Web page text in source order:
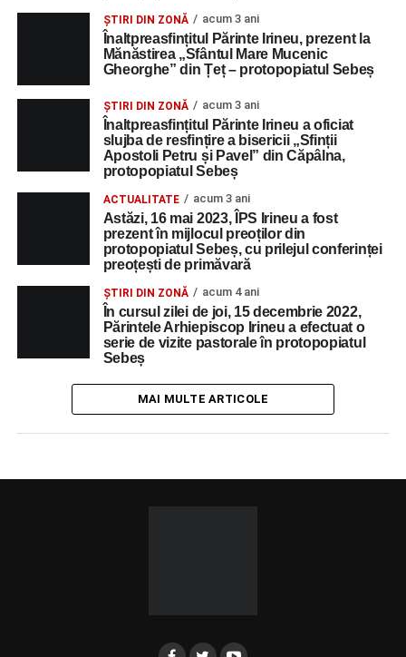
ȘTIRI DIN ZONĂ acum 3 ani
Înaltpreasfințitul Părinte Irineu, prezent la
Mănăstirea „Sfântul Mare Mucenic
Gheorghe” din Țeț – protopopiatul Sebeș
ȘTIRI DIN ZONĂ acum 3 ani
Înaltpreasfințitul Părinte Irineu a oficiat
slujba de resfințire a bisericii „Sfinții
Apostoli Petru și Pavel” din Căpâlna,
protopopiatul Sebeș
ACTUALITATE acum 3 ani
Astăzi, 16 mai 2023, ÎPS Irineu a fost
prezent în mijlocul preoților din
protopopiatul Sebeș, cu prilejul conferinței
preoțești de primăvară
ȘTIRI DIN ZONĂ acum 4 ani
În cursul zilei de joi, 15 decembrie 2022,
Părintele Arhiepiscop Irineu a efectuat o
serie de vizite pastorale în protopopiatul
Sebeș
MAI MULTE ARTICOLE